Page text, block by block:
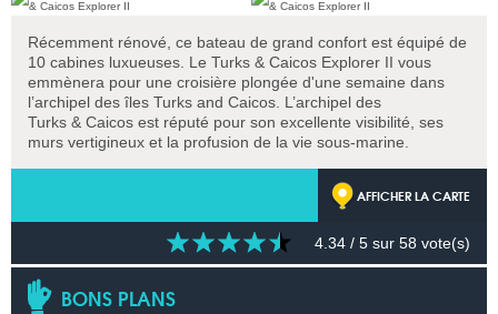
Récemment rénové, ce bateau de grand confort est équipé de
10 cabines luxueuses. Le Turks & Caicos Explorer II vous
emmènera pour une croisière plongée d'une semaine dans
l’archipel des îles Turks and Caicos. L’archipel des
Turks & Caicos est réputé pour son excellente visibilité, ses
murs vertigineux et la profusion de la vie sous-marine.
AFFICHER LA CARTE
4.34 / 5 sur 58 vote(s)
BONS PLANS